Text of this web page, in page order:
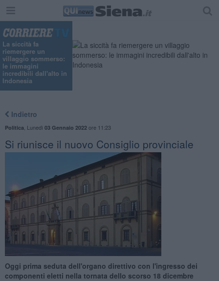
La siccità fa
riemergere un
villaggio sommerso:
le immagini
incredibili dall'alto in
Indonesia
Indietro
Politica Lunedì 03 Gennaio 2022ore 11:23
Si riunisce il nuovo Consiglio provinciale
Oggi prima seduta dell'organo direttivo con l'ingresso dei
componenti eletti nella tornata dello scorso 18 dicembre